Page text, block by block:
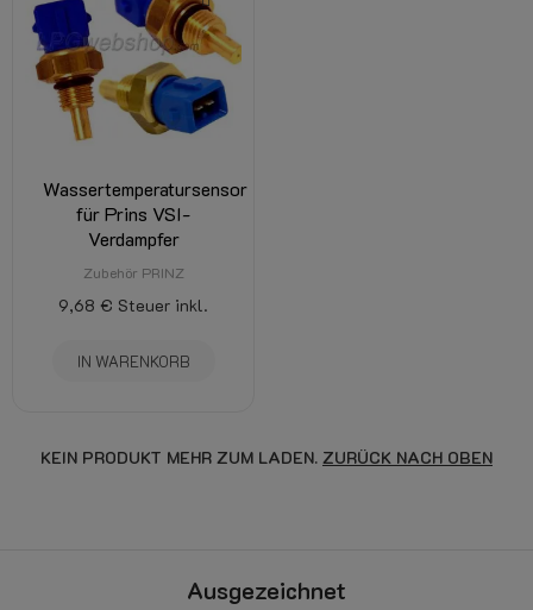
Wassertemperatursensor
für Prins VSI-
Verdampfer
Zubehör PRINZ
9,68 € Steuer inkl.
IN WARENKORB
KEIN PRODUKT MEHR ZUM LADEN. ZURÜCK NACH OBEN
Ausgezeichnet